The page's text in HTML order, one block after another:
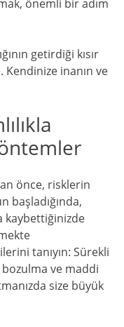
önemli bir adım
getirdiği kısır
inanın ve
önce, risklerin
başladığında,
kaybettiğinizde
tanıyın: Sürekli
ve maddi
size büyük